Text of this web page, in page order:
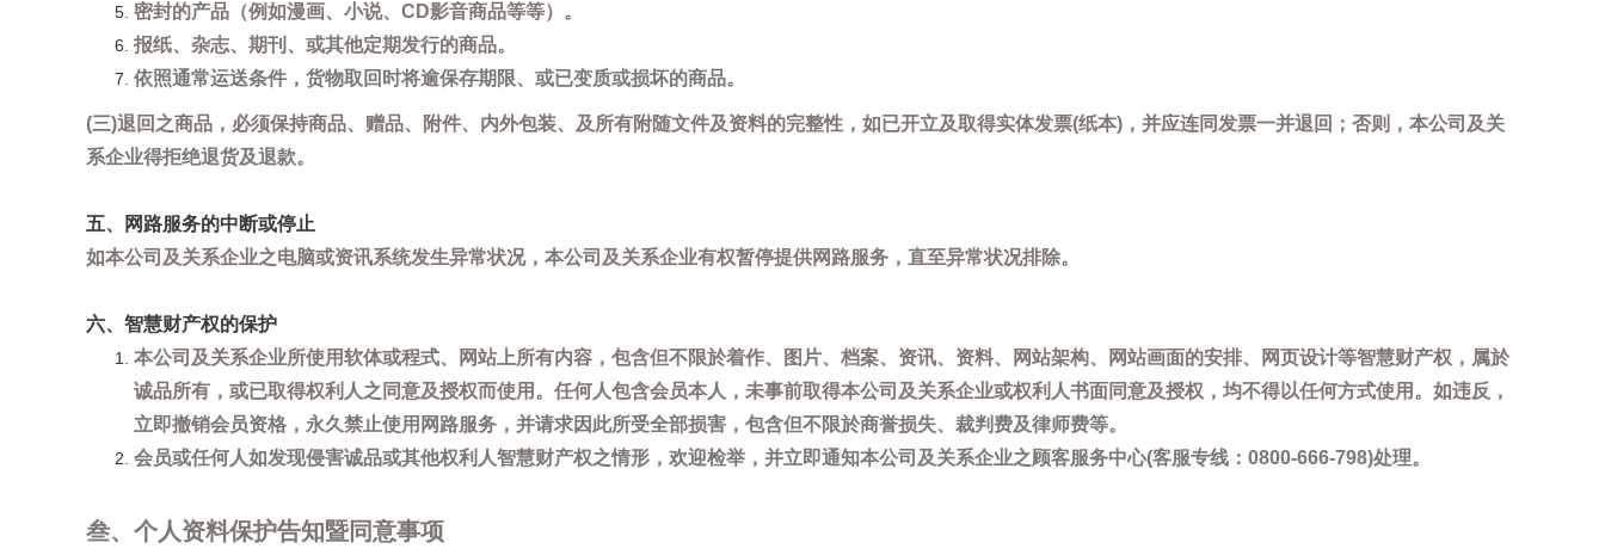
密封的产品（例如漫画、小说、CD影音商品等等）。
报纸、杂志、期刊、或其他定期发行的商品。
依照通常运送条件，货物取回时将逾保存期限、或已变质或损坏的商品。
(三)退回之商品，必须保持商品、赠品、附件、内外包装、及所有附随文件及资料的完整性，如已开立及取得实体发票(纸本)，并应连同发票一并退回；否则，本公司及关
系企业得拒绝退货及退款。
五、网路服务的中断或停止
如本公司及关系企业之电脑或资讯系统发生异常状况，本公司及关系企业有权暂停提供网路服务，直至异常状况排除。
六、智慧财产权的保护
本公司及关系企业所使用软体或程式、网站上所有内容，包含但不限於着作、图片、档案、资讯、资料、网站架构、网站画面的安排、网页设计等智慧财产权，属於
诚品所有，或已取得权利人之同意及授权而使用。任何人包含会员本人，未事前取得本公司及关系企业或权利人书面同意及授权，均不得以任何方式使用。如违反，
立即撤销会员资格，永久禁止使用网路服务，并请求因此所受全部损害，包含但不限於商誉损失、裁判费及律师费等。
会员或任何人如发现侵害诚品或其他权利人智慧财产权之情形，欢迎检举，并立即通知本公司及关系企业之顾客服务中心(客服专线：0800-666-798)处理。
叁、个人资料保护告知暨同意事项